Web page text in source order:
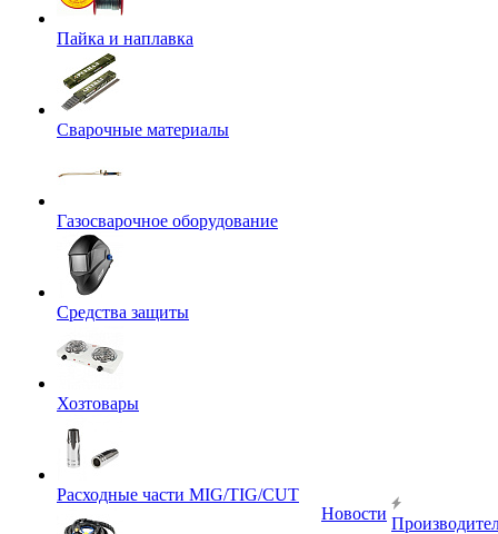
Пайка и наплавка
Сварочные материалы
Газосварочное оборудование
Средства защиты
Хозтовары
Расходные части MIG/TIG/CUT
Новости